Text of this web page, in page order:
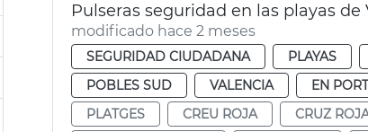
Pulseras seguridad en las playas de
modificado hace 2 meses
SEGURIDAD CIUDADANA PLAYAS
POBLES SUD
VALENCIA EN
PLATGES
CREU ROJA CRUZ